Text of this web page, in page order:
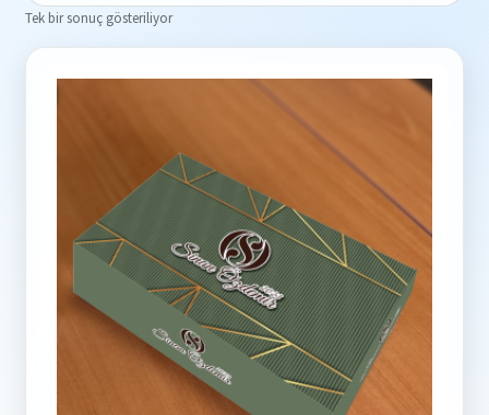
Tek bir sonuç gösteriliyor